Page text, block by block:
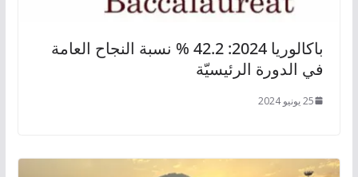
باكالوريا 2024: 42.2 % نسبة النجاح العامة
في الدورة الرئيسيّة
25 يونيو 2024